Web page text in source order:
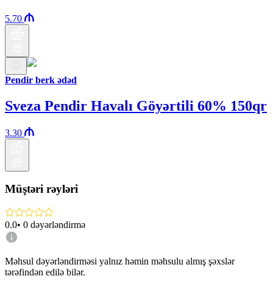
5.70
Pendir berk ədəd
Sveza Pendir Havalı Göyərtili 60% 150qr
3.30
Müştəri rəyləri
0.0• 0 dəyərləndirmə
Məhsul dəyərləndirməsi yalnız həmin məhsulu almış şəxslər
tərəfindən edilə bilər.